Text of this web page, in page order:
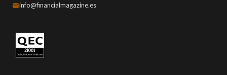
info@financialmagazine.es